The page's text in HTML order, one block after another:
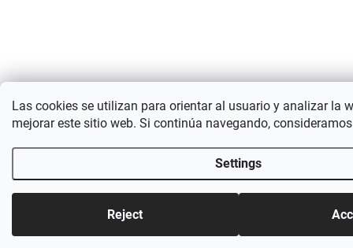
Las cookies se utilizan para orientar al usuario y analizar la
mejorar este sitio web. Si continúa navegando,
Settings
Reject